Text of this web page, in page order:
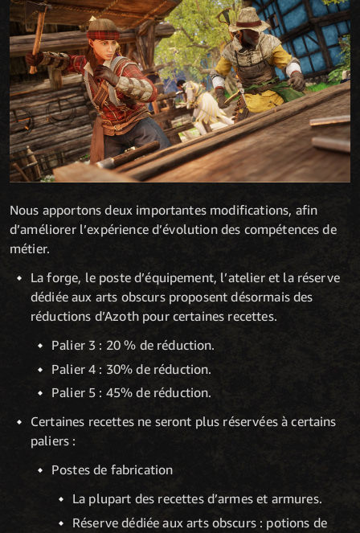
Nous apportons deux importantes modifications, afin
d’améliorer l’expérience d’évolution des compétences de
métier.
La forge, le poste d’équipement, l’atelier et la réserve
dédiée aux arts obscurs proposent désormais des
réductions d’Azoth pour certaines recettes.
Palier 3 : 20 % de réduction.
Palier 4 : 30% de réduction.
Palier 5 : 45% de réduction.
Certaines recettes ne seront plus réservées à certains
paliers :
Postes de fabrication
La plupart des recettes d’armes et armures.
Réserve dédiée aux arts obscurs : potions de